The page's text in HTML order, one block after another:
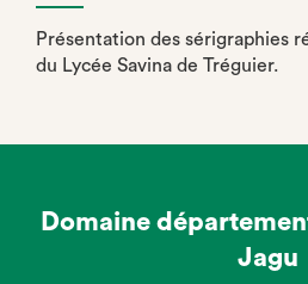
Présentation des sérigraphies
du Lycée Savina de Tréguier.
Domaine
Jagu